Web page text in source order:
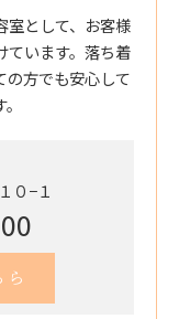
室として、お客様
ています。落ち着
の方でも安心して
０−１
ら